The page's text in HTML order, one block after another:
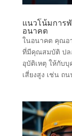
แนวโน้มการ
อนาคต
ในอนาคต คุณอ
ที่มีคุณสมบัติ ปล
อุบัติเหตุ ให้กับ
เสี่ยงสูง เช่น ถ